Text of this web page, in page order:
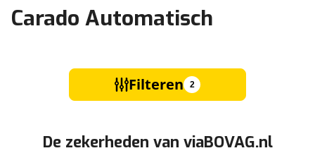
Carado Automatisch
Filteren 2
De zekerheden van viaBOVAG.nl